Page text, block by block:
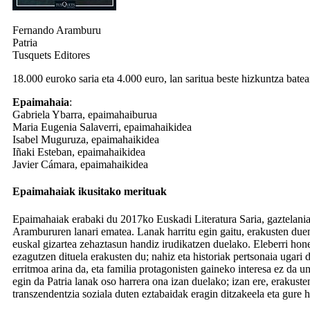
Fernando Aramburu
Patria
Tusquets Editores
18.000 euroko saria eta 4.000 euro, lan saritua beste hizkuntza
Epaimahaia:
Gabriela Ybarra, epaimahaiburua
Maria Eugenia Salaverri, epaimahaikidea
Isabel Muguruza, epaimahaikidea
Iñaki Esteban, epaimahaikidea
Javier Cámara, epaimahaikidea
Epaimahaiak ikusitako merituak
Epaimahaiak erabaki du 2017ko Euskadi Literatura Saria,
Arambururen lanari ematea. Lanak harritu egin gaitu, erakusten
euskal gizartea zehaztasun handiz irudikatzen duelako. Eleberri
ezagutzen dituela erakusten du; nahiz eta historiak pertsonaia ugari
erritmoa arina da, eta familia protagonisten gaineko interesa ez da
egin da Patria lanak oso harrera ona izan duelako; izan ere,
transzendentzia soziala duten eztabaidak eragin ditzakeela eta gure